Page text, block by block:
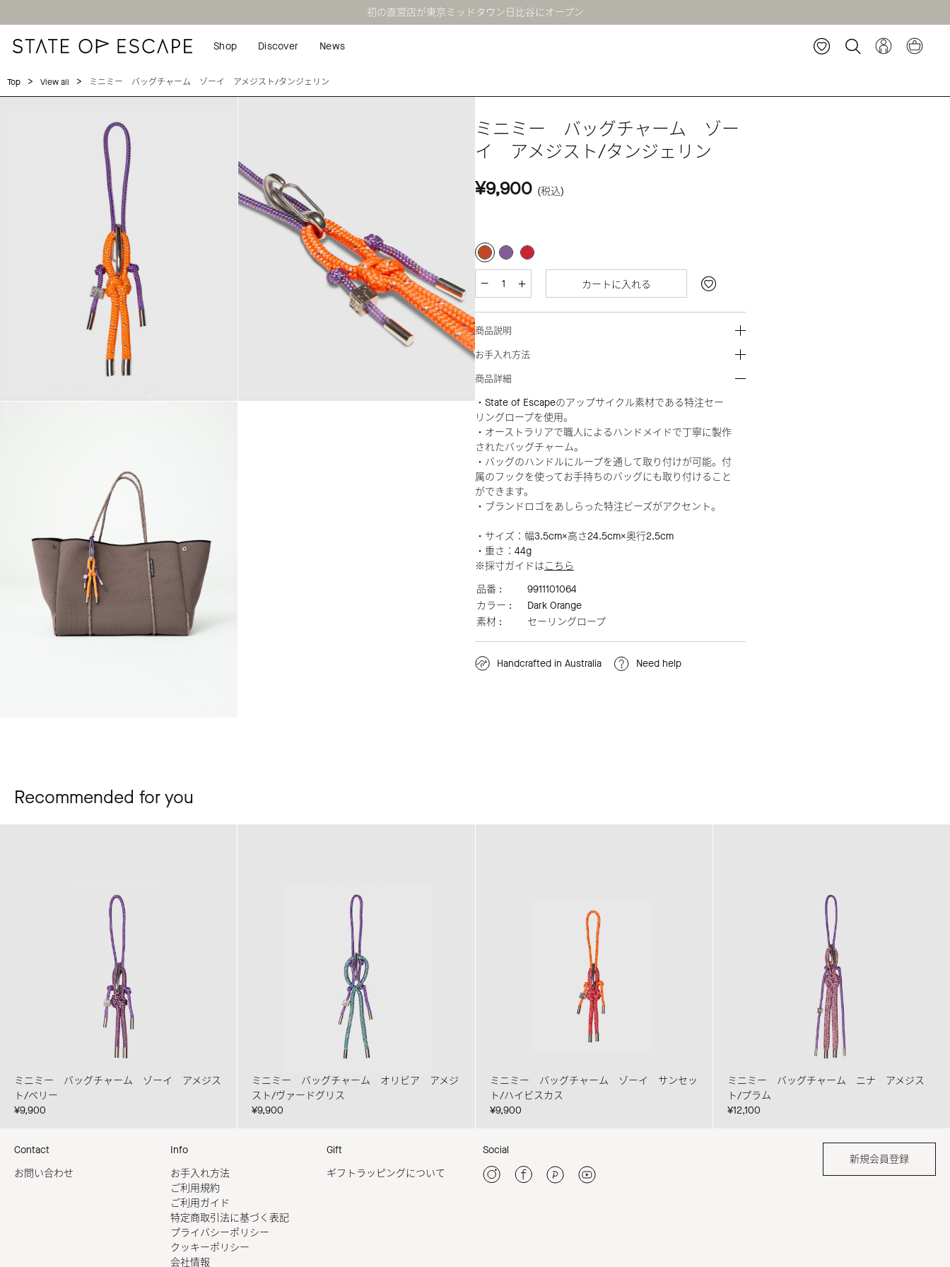
初の直営店が東京ミッドタウン日比谷にオープン
Shop Discover News
Top > View all > ミニミー バッグチャーム ゾーイ アメジスト/タンジェリン
ミニミー バッグチャーム ゾー
イ アメジスト/タンジェリン
¥9,900 (税込)
カートに入れる
商品説明
お手入れ方法
商品詳細
・State of Escapeのアップサイクル素材である特注セー
リングロープを使用。
・オーストラリアで職人によるハンドメイドで丁寧に製作
されたバッグチャーム。
・バッグのハンドルにループを通して取り付けが可能。付
属のフックを使ってお手持ちのバッグにも取り付けること
ができます。
・ブランドロゴをあしらった特注ビーズがアクセント。
・サイズ：幅3.5cm×高さ24.5cm×奥行2.5cm
・重さ：44g
※採寸ガイドはこちら
品番 :
9911101064
カラー :
Dark Orange
素材 :
セーリングロープ
Handcrafted in Australia Need help
Recommended for you
ミニミー バッグチャーム ゾーイ アメジス
ト/ベリー
¥9,900
ミニミー バッグチャーム オリビア アメジ
スト/ヴァードグリス
¥9,900
ミニミー バッグチャーム ゾーイ サンセッ
ト/ハイビスカス
¥9,900
ミニミー バッグチャーム ニナ アメジス
ト/プラム
¥12,100
Contact
お問い合わせ
Info
お手入れ方法
ご利用規約
ご利用ガイド
特定商取引法に基づく表記
プライバシーポリシー
クッキーポリシー
会社情報
Gift
ギフトラッピングについて
Social
新規会員登録